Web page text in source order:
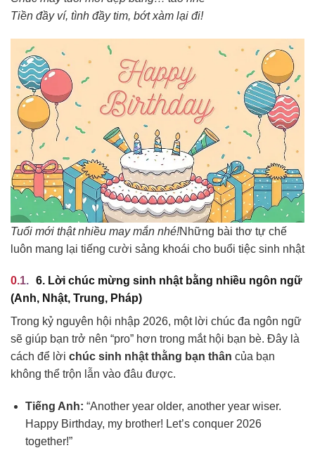
Tiền đầy ví, tình đầy tim, bớt xàm lại đi!
Tuổi mới thật nhiều may mắn nhé!Những bài thơ tự chế
luôn mang lại tiếng cười sảng khoái cho buổi tiệc sinh nhật
6. Lời chúc mừng sinh nhật bằng nhiều ngôn ngữ
(Anh, Nhật, Trung, Pháp)
Trong kỷ nguyên hội nhập 2026, một lời chúc đa ngôn ngữ
sẽ giúp bạn trở nên “pro” hơn trong mắt hội bạn bè. Đây là
cách để lời chúc sinh nhật thằng bạn thân của bạn
không thể trộn lẫn vào đâu được.
Tiếng Anh: “Another year older, another year wiser.
Happy Birthday, my brother! Let’s conquer 2026
together!”